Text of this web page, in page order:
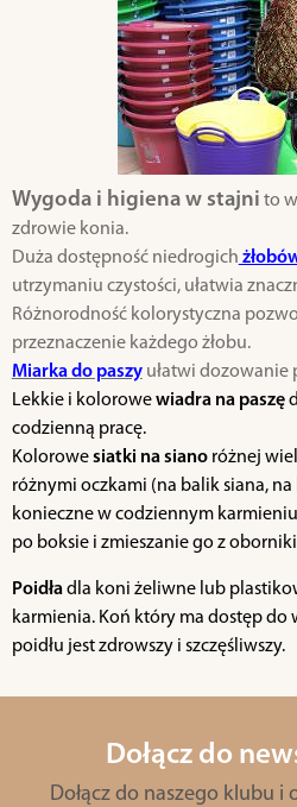
Wygoda i higiena w stajni to
zdrowie konia.
Duża dostępność niedrogich
utrzymaniu czystości, ułatwia
Różnorodność kolorystyczna
przeznaczenie każdego żłobu.
Miarka do paszyułatwi dozowanie
Lekkie i kolorowewiadra na paszę
codzienną pracę.
Kolorowesiatki na sianoróżnej
różnymi oczkami (na balik siana,
konieczne w codziennym
po boksie i zmieszanie go z
Poidładla koni żeliwne lub
karmienia. Koń który ma dostęp do
poidłu jest zdrowszy i szczęśliwszy.
Dołącz do
Dołącz do naszego klubu i